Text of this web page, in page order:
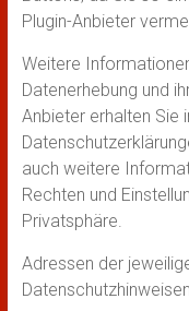
Plugin-Anbieter
Weitere
Datenerhebung und
Anbieter erhalten Sie
auch weitere
Rechten und
Privatsphäre.
Adressen der